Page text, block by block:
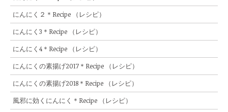
にんにく２＊Recipe （レシピ）
にんにく3＊Recipe （レシピ）
にんにく4＊Recipe （レシピ）
にんにくの素揚げ2017＊Recipe （レシピ）
にんにくの素揚げ2018＊Recipe （レシピ）
風邪に効くにんにく＊Recipe （レシピ）